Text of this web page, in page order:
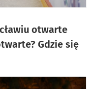
otwarte
Gdzie się